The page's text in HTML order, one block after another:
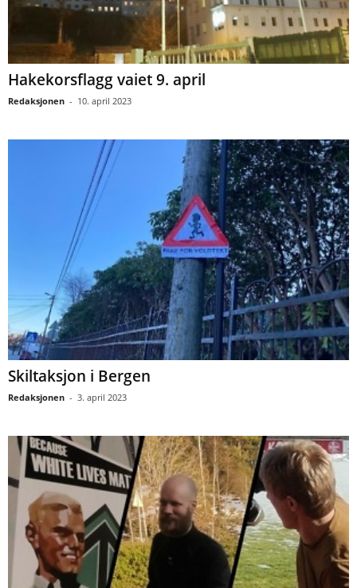
Hakekorsflagg vaiet 9. april
Redaksjonen - 10. april 2023
Skiltaksjon i Bergen
Redaksjonen - 3. april 2023